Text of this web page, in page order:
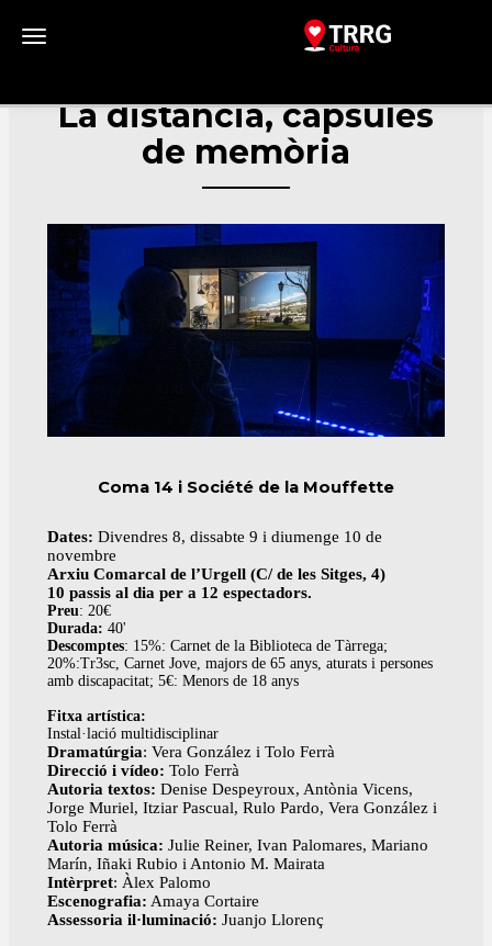
Toggle navigation
La distància, càpsules
de memòria
Coma 14 i Société de la Mouffette
Dates:Divendres 8, dissabte 9 i diumenge 10 de
novembre
Arxiu Comarcal de l’Urgell (C/ de les Sitges, 4)
10 passis al dia per a 12 espectadors.
Preu: 20€
Durada: 40'
Descomptes: 15%: Carnet de la Biblioteca de Tàrrega;
20%:Tr3sc, Carnet Jove, majors de 65 anys, aturats i persones
amb discapacitat; 5€: Menors de 18 anys
Fitxa artística:
Instal·lació multidisciplinar
Dramatúrgia: Vera González i Tolo Ferrà
Direcció i vídeo:Tolo Ferrà
Autoria textos:Denise Despeyroux, Antònia Vicens,
Jorge Muriel, Itziar Pascual, Rulo Pardo, Vera González i
Tolo Ferrà
Autoria música:Julie Reiner, Ivan Palomares, Mariano
Marín, Iñaki Rubio i Antonio M. Mairata
Intèrpret: Àlex Palomo
Escenografia: Amaya Cortaire
Assessoria il·luminació: Juanjo Llorenç